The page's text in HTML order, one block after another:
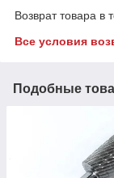
Возврат товара в
Все условия
Подобные